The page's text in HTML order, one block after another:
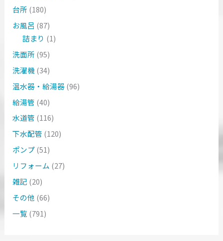
台所 (180)
お風呂 (87)
詰まり (1)
洗面所 (95)
洗濯機 (34)
温水器・給湯器(96)
給湯管 (40)
水道管 (116)
下水配管 (120)
ポンプ(51)
リフォーム (27)
雑記 (20)
その他 (66)
一覧(791)